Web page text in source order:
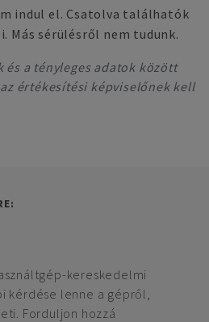
indul el. Csatolva találhatók
Más sérülésről nem tudunk.
a tényleges adatok között
értékesítési képviselőnek kell
kereskedelmi
kérdése lenne a gépről,
Forduljon hozzá